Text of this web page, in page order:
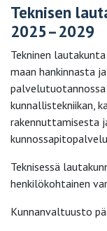
Teknisen
2025–2029
Tekninen
maan hankinnasta
kunnallistekniikan,
rakennuttamisesta
Teknisessä
henkilökohtainen
Kunnanvaltuusto